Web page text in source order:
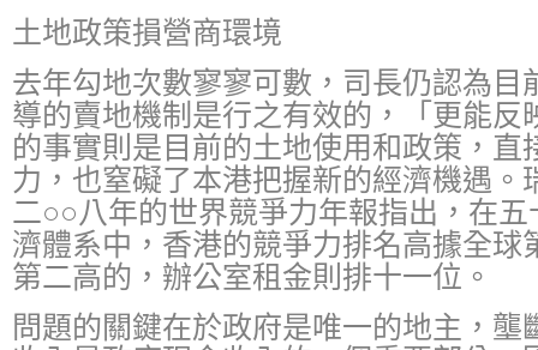
土地政策損營商環境
去年勾地次數寥寥可數，司長仍認為目
導的賣地機制是行之有效的，「更能反
的事實則是目前的土地使用和政策，直
力，也窒礙了本港把握新的經濟機遇。
二○○八年的世界競爭力年報指出，在
濟體系中，香港的競爭力排名高據全球
第二高的，辦公室租金則排十一位。
問題的關鍵在於政府是唯一的地主，壟